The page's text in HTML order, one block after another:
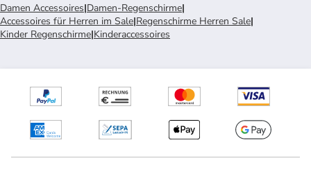
Damen Accessoires|Damen-Regenschirme|
Accessoires für Herren im Sale|Regenschirme Herren Sale|
Kinder Regenschirme|Kinderaccessoires